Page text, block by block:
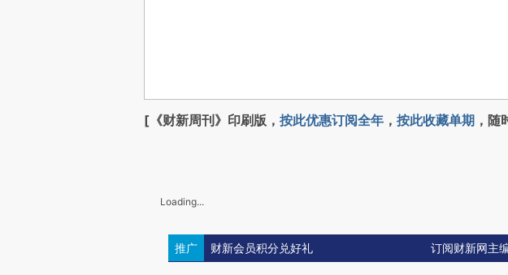
[《财新周刊》印刷版， 按此优惠订阅全年 ， 按此收藏单期 ，
Loading...
推广 财新会员积分兑好礼 订阅财新网主